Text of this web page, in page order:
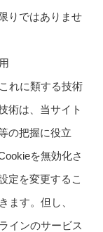
りではありませ
れに類する技術
術は、当サイト
の把握に役立
を無効化さ
定を変更するこ
ます。但し、
インのサービス